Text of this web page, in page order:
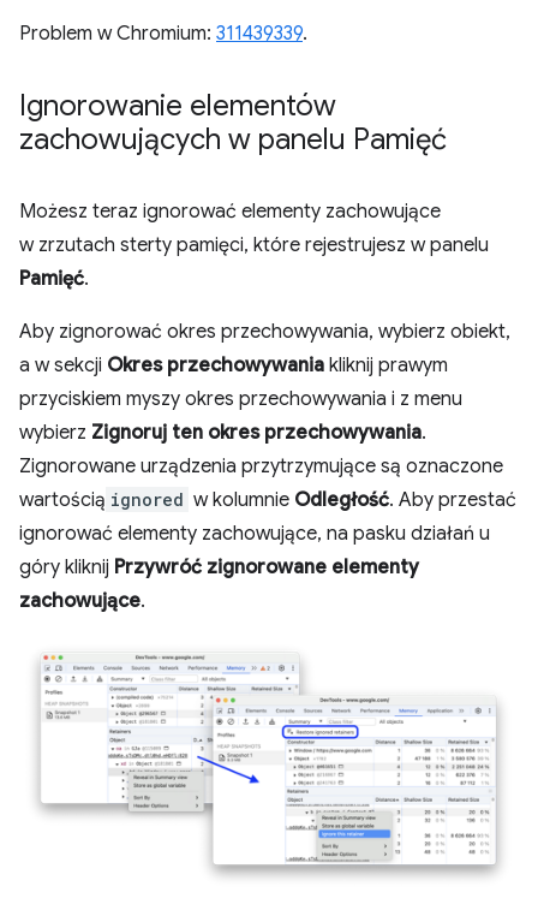
Problem w Chromium: 311439339.
Ignorowanie elementów
zachowujących w panelu Pamięć
Możesz teraz ignorować elementy zachowujące
w zrzutach sterty pamięci, które rejestrujesz w panelu
Pamięć.
Aby zignorować okres przechowywania, wybierz obiekt,
a w sekcji Okres przechowywania kliknij prawym
przyciskiem myszy okres przechowywania i z menu
wybierz Zignoruj ten okres przechowywania.
Zignorowane urządzenia przytrzymujące są oznaczone
wartością ignored w kolumnie Odległość. Aby przestać
ignorować elementy zachowujące, na pasku działań u
góry kliknij Przywróć zignorowane elementy
zachowujące.